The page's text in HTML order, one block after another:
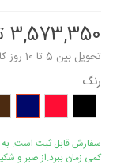
3,573,350 تومان
تحویل بین 5 تا 10 روز کاری
رنگ
ای
ای
سفارش قابل ثبت است. به
کمی زمان ببرد.از صبر و